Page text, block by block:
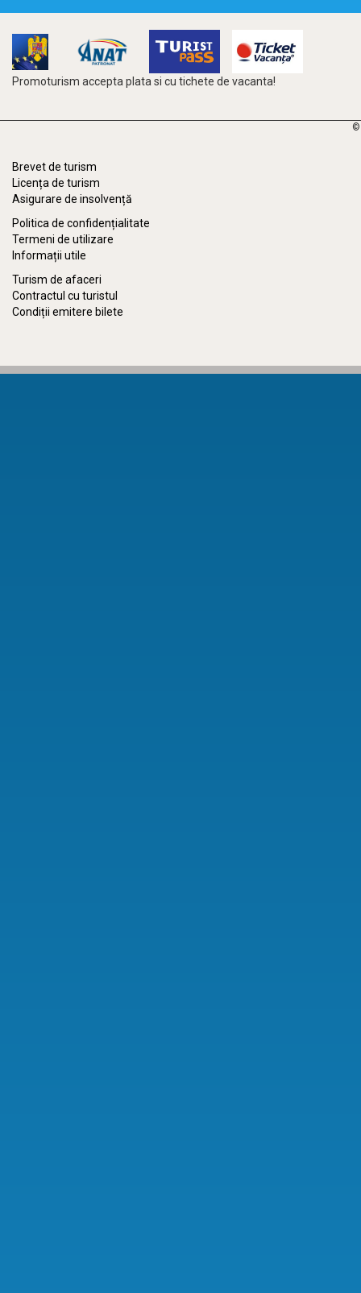
Promoturism accepta plata si cu tichete de vacanta!
©
Brevet de turism
Licența de turism
Asigurare de insolvență
Politica de confidențialitate
Termeni de utilizare
Informații utile
Turism de afaceri
Contractul cu turistul
Condiții emitere bilete